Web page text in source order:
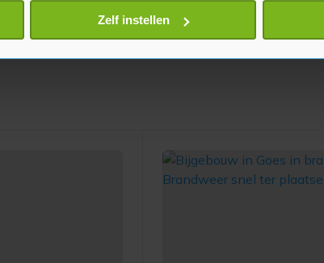
gegevens worden verwerkt en stel uw voorkeuren in het
of intrekken in de Cookieverklaring.
en wordt jouw bezoek makkelijker en persoonlijker.
keuze altijd wijzigen of intrekken.
Zelf instellen